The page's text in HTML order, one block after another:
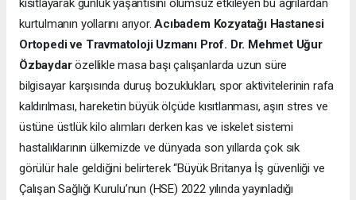
kısıtlayarak günlük yaşantısını olumsuz etkileyen bu ağrılardan
kurtulmanın yollarını arıyor.Acıbadem Kozyatağı Hastanesi
Ortopedi ve Travmatoloji Uzmanı Prof. Dr. Mehmet Uğur
Özbaydarözellikle masa başı çalışanlarda uzun süre
bilgisayar karşısında duruş bozuklukları, spor aktivitelerinin rafa
kaldırılması, hareketin büyük ölçüde kısıtlanması, aşırı stres ve
üstüne üstlük kilo alımları derken kas ve iskelet sistemi
hastalıklarının ülkemizde ve dünyada son yıllarda çok sık
görülür hale geldiğini belirterek “Büyük Britanya İş güvenliği ve
Çalışan Sağlığı Kurulu’nun (HSE) 2022 yılında yayınladığı